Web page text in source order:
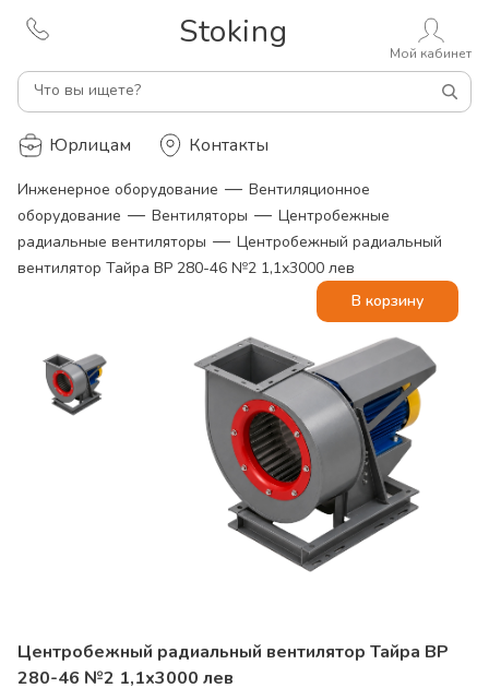
Stoking
Что вы ищете?
Мой кабинет
Юрлицам Контакты
Инженерное оборудование — Вентиляционное
оборудование — Вентиляторы — Центробежные
радиальные вентиляторы — Центробежный радиальный
вентилятор Тайра ВР 280-46 №2 1,1х3000 лев
Центробежный радиальный вентилятор Тайра ВР
280-46 №2 1,1х3000 лев
В корзину